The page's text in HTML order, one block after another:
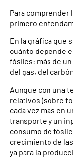
Para comprender
primero
En la gráfica que
cuánto depende
fósiles: más de
del gas, del
Aunque con una
relativos (sobre
cada vez más en
transporte y un
consumo de
crecimiento de
ya para la